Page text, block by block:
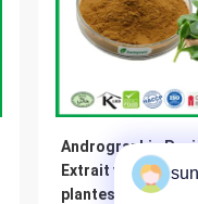
Andrographis
Extrait végétal à
plantes 4%